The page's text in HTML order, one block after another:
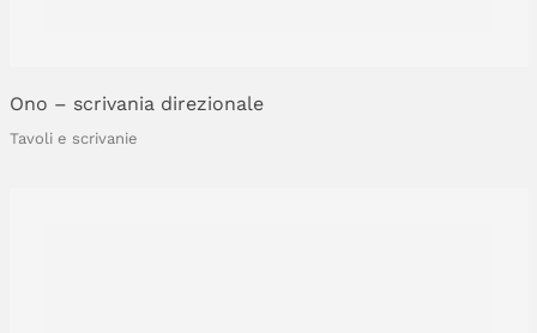
Ono – scrivania direzionale
Tavoli e scrivanie